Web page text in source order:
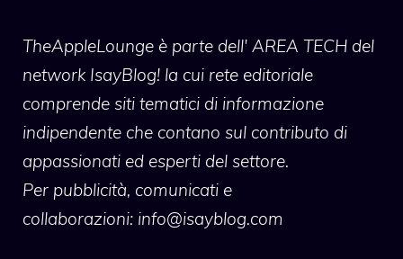
TheAppleLounge è parte dell' AREA TECH del
network IsayBlog! la cui rete editoriale
comprende siti tematici di informazione
indipendente che contano sul contributo di
appassionati ed esperti del settore.
Per pubblicità, comunicati e
collaborazioni: info@isayblog.com